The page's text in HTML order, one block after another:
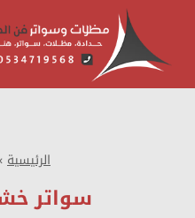
المحتوى
الرئيسية
سواتر